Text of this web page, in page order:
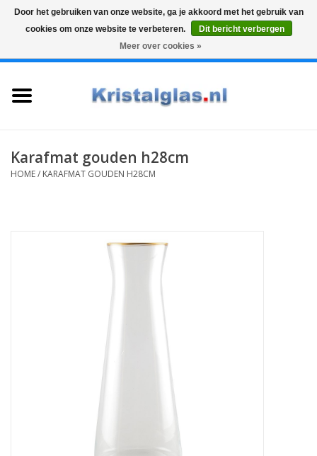
Graveren
Karaffen
Karafmat gouden h28cm
HOME/ KARAFMAT GOUDEN H28CM
Door het gebruiken van onze website, ga je akkoord met het gebruik van
cookies om onze website te verbeteren.
Dit bericht verbergen
Meer over cookies »